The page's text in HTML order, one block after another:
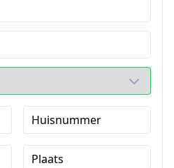
Huisnummer
Plaats